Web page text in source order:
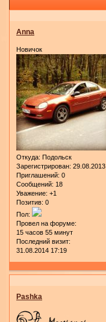
Anna
Новичок
Откуда: Подольск
Зарегистрирован: 29.08.2013
Приглашений: 0
Сообщений: 18
Уважение: +1
Позитив: 0
Пол:
Провел на форуме:
15 часов 55 минут
Последний визит:
31.08.2014 17:19
Pashka